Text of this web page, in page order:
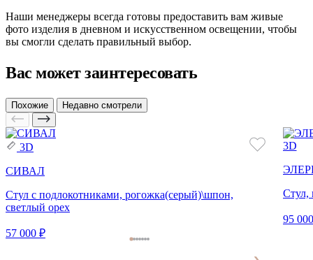
Наши менеджеры всегда готовы предоставить вам живые
фото изделия в дневном и искусственном освещении, чтобы
вы смогли сделать правильный выбор.
Вас может заинтересовать
Похожие Недавно смотрели
3D
СИВАЛ
Стул с подлокотниками, рогожка(серый)\шпон,
светлый орех
57 000 ₽
3D
Стул,
95